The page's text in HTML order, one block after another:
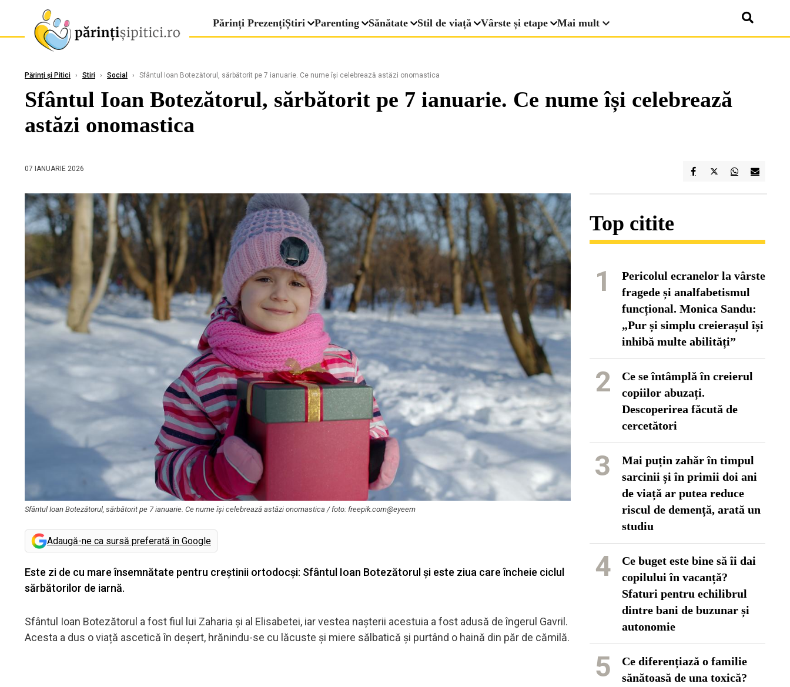
Părinți PrezențiȘtiri Parenting Sănătate Stil de viață Vârste și etape Mai mult
Părinți și Pitici › Stiri › Social › Sfântul Ioan Botezătorul, sărbătorit pe 7 ianuarie. Ce nume își celebrează astăzi onomastica
Sfântul Ioan Botezătorul, sărbătorit pe 7 ianuarie. Ce nume își celebrează
astăzi onomastica
07 IANUARIE 2026
Sfântul Ioan Botezătorul, sărbătorit pe 7 ianuarie. Ce nume își celebrează astăzi onomastica / foto: freepik.com@eyeem
Adaugă-ne ca sursă preferată în Google
Este zi de cu mare însemnătate pentru creștinii ortodocși: Sfântul Ioan Botezătorul și este ziua care încheie ciclul
sărbătorilor de iarnă.
Sfântul Ioan Botezătorul a fost fiul lui Zaharia și al Elisabetei, iar vestea nașterii acestuia a fost adusă de îngerul Gavril.
Acesta a dus o viață ascetică în deșert, hrănindu-se cu lăcuste și miere sălbatică și purtând o haină din păr de cămilă.
Top citite
1
Pericolul ecranelor la vârste
fragede și analfabetismul
funcțional. Monica Sandu:
„Pur și simplu creierașul își
inhibă multe abilități”
2
Ce se întâmplă în creierul
copiilor abuzați.
Descoperirea făcută de
cercetători
3
Mai puțin zahăr în timpul
sarcinii și în primii doi ani
de viață ar putea reduce
riscul de demență, arată un
studiu
4
Ce buget este bine să îi dai
copilului în vacanță?
Sfaturi pentru echilibrul
dintre bani de buzunar și
autonomie
5
Ce diferențiază o familie
sănătoasă de una toxică?